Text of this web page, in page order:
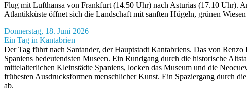
Flug mit Lufthansa von Frankfurt (14.50 Uhr) nach Asturias (17.10 Uhr).
Atlantikküste öffnet sich die Landschaft mit sanften Hügeln, grünen
Donnerstag, 18. Juni 2026
Ein Tag in Kantabrien
Der Tag führt nach Santander, der Hauptstadt Kantabriens. Das von
Spaniens bedeutendsten Museen. Ein Rundgang durch die historische
mittelalterlichen Kleinstädte Spaniens, locken das Museum und die
frühesten Ausdrucksformen menschlicher Kunst. Ein Spaziergang durch
ab.